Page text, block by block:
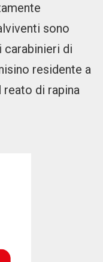
sono
di
residente a
di rapina